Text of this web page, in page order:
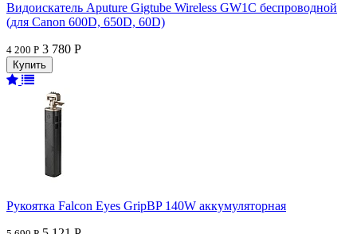
Видоискатель Aputure Gigtube Wireless GW1C беспроводной
(для Canon 600D, 650D, 60D)
4 200 Р 3 780 Р
Рукоятка Falcon Eyes GripBP 140W аккумуляторная